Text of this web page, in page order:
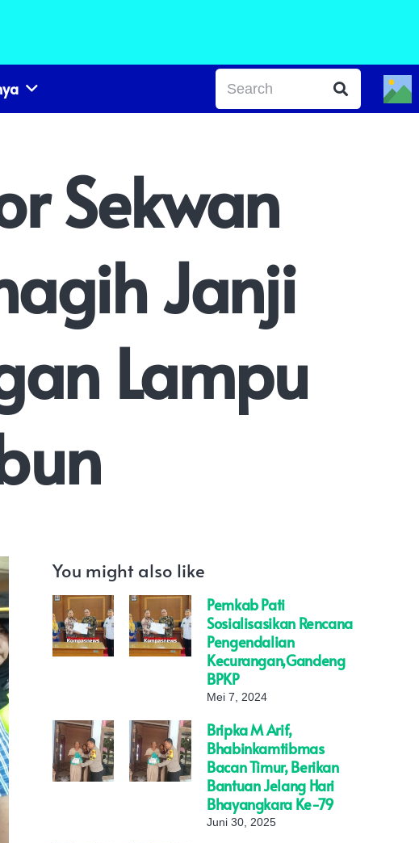
Sekwan
Janji
Lampu
You might also like
Pemkab Pati
Sosialisasikan Rencana
Pengendalian
Kecurangan,gandeng
BPKP
Mei 7, 2024
Bripka M Arif,
Bhabinkamtibmas
Bacan Timur, Berikan
Bantuan Jelang Hari
Bhayangkara Ke-79
Juni 30, 2025